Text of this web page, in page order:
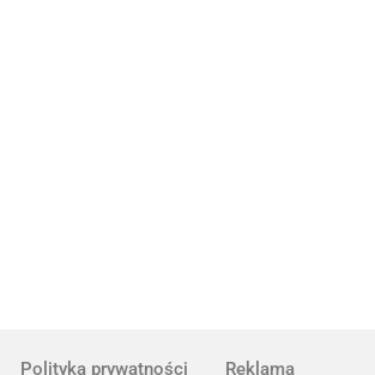
Polityka prywatności Reklama